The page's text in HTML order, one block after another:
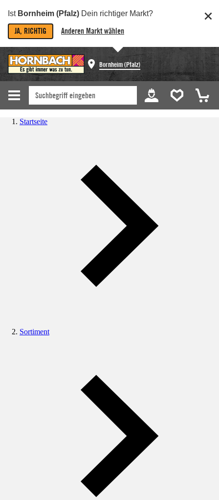
Ist Bornheim (Pfalz) Dein richtiger Markt?
JA, RICHTIG Anderen Markt wählen
Bornheim (Pfalz)
Startseite
Sortiment